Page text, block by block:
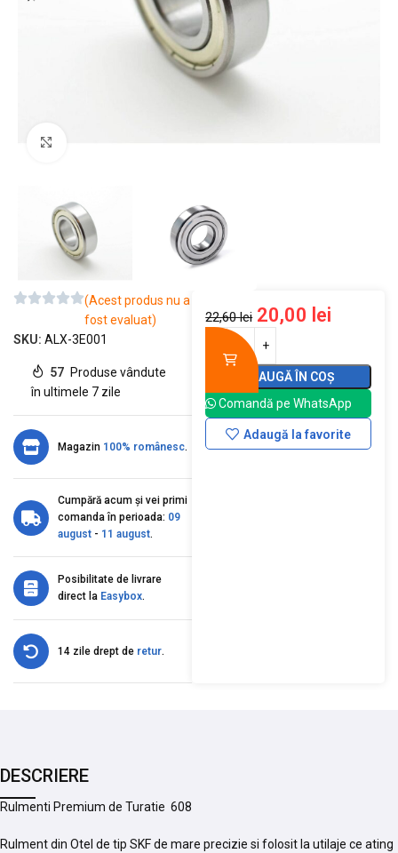
(Acest produs nu a
fost evaluat)
SKU: ALX-3E001
57 Produse vândute
în ultimele 7 zile
Magazin 100% românesc.
Cumpără acum și vei primi
comanda în perioada: 09
august - 11 august.
Posibilitate de livrare
direct la Easybox.
14 zile drept de retur.
22,60lei 20,00 lei
ADAUGĂ ÎN COȘ
Comandă pe WhatsApp
Adaugă la favorite
DESCRIERE
Rulmenti Premium de Turatie 608
Rulment din Otel de tip SKF de mare precizie si folosit la utilaje ce ating